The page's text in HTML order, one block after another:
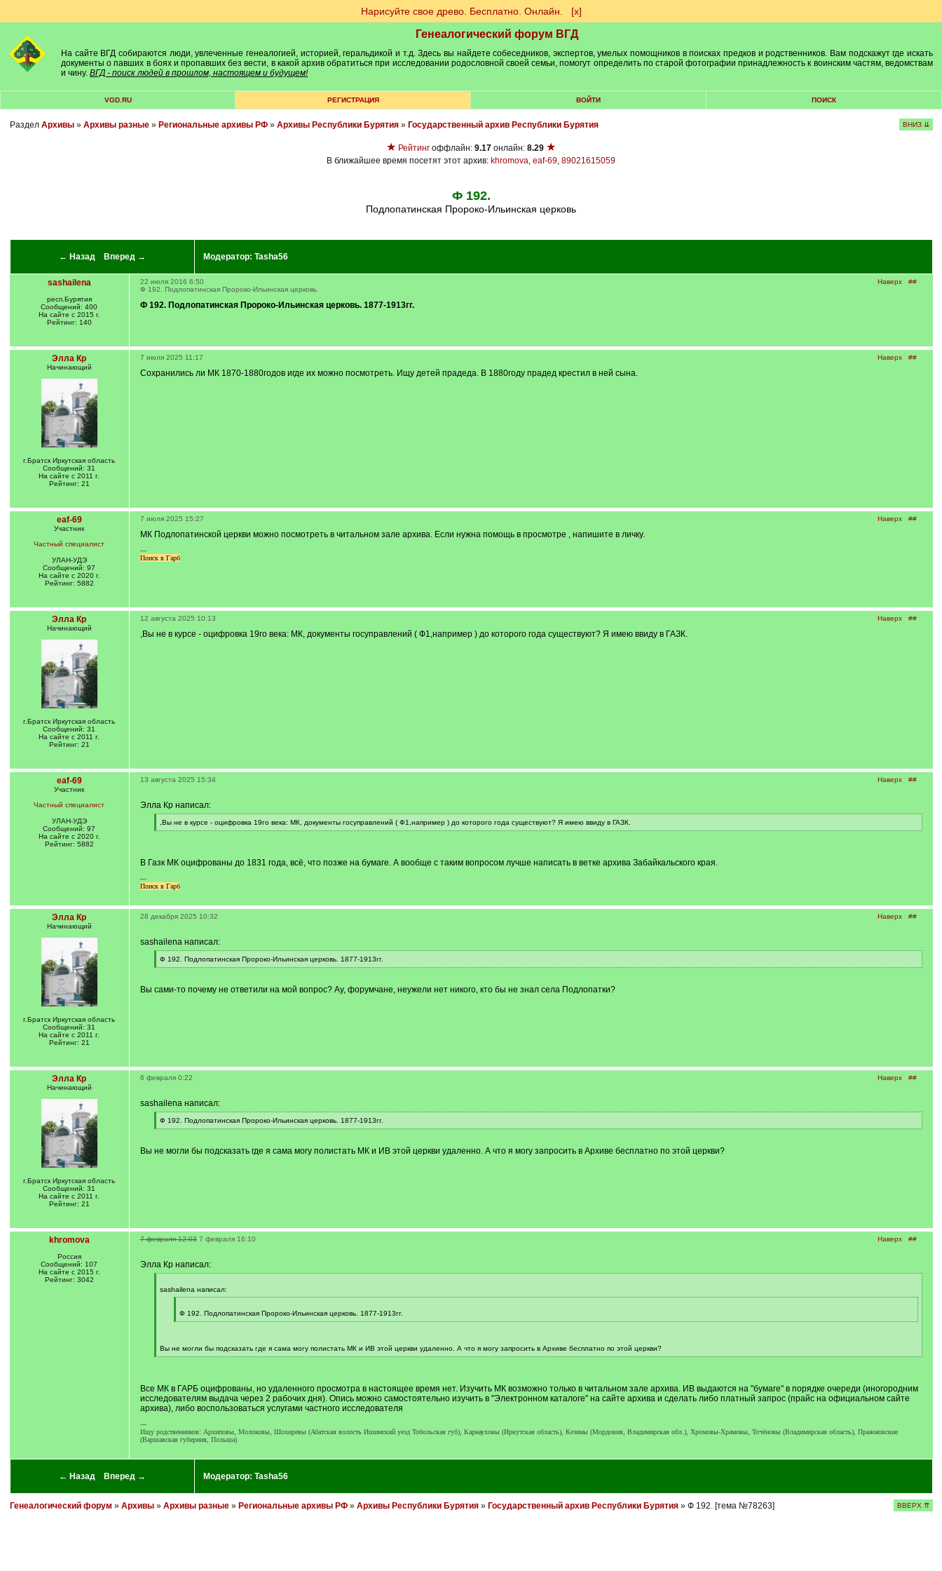
Нарисуйте свое древо. Бесплатно. Онлайн. [х]
Генеалогический форум ВГД
На сайте ВГД собираются люди, увлеченные генеалогией, историей, геральдикой и т.д. Здесь вы найдете собеседников, экспертов, умелых помощников в поисках предков и родственников. Вам подскажут где искать
документы о павших в боях и пропавших без вести, в какой архив обратиться при исследовании родословной своей семьи, помогут определить по старой фотографии принадлежность к воинским частям, ведомствам
и чину. ВГД - поиск людей в прошлом, настоящем и будущем!
VGD.RU РЕГИСТРАЦИЯ ВОЙТИ ПОИСК
Раздел Архивы» Архивы разные» Региональные архивы РФ» Архивы Республики Бурятия» Государственный архив Республики Бурятия ВНИЗ ⇊
★ Рейтинг оффлайн: 9.17 онлайн: 8.29 ★
В ближайшее время посетят этот архив: khromova, eaf-69, 89021615059
Ф 192.
Подлопатинская Пророко-Ильинская церковь
← Назад Вперед → Модератор: Tasha56
sashailena
респ.Бурятия
Сообщений: 400
На сайте с 2015 г.
Рейтинг: 140
Наверх ##
22 июля 2016 6:50
Ф 192. Подлопатинская Пророко-Ильинская церковь
Ф 192. Подлопатинская Пророко-Ильинская церковь. 1877-1913гг.
Элла Кр
Начинающий
г.Братск Иркутская область
Сообщений: 31
На сайте с 2011 г.
Рейтинг: 21
Наверх ##
7 июля 2025 11:17
Сохранились ли МК 1870-1880годов игде их можно посмотреть. Ищу детей прадеда. В 1880году прадед крестил в ней сына.
eaf-69
Участник
Частный специалист
УЛАН-УДЭ
Сообщений: 97
На сайте с 2020 г.
Рейтинг: 5882
Наверх ##
7 июля 2025 15:27
МК Подлопатинской церкви можно посмотреть в читальном зале архива. Если нужна помощь в просмотре , напишите в личку.
---
Поиск в Гарб
Элла Кр
Начинающий
г.Братск Иркутская область
Сообщений: 31
На сайте с 2011 г.
Рейтинг: 21
Наверх ##
12 августа 2025 10:13
,Вы не в курсе - оцифровка 19го века: МК, документы госуправлений ( Ф1,например ) до которого года существуют? Я имею ввиду в ГАЗК.
eaf-69
Участник
Частный специалист
УЛАН-УДЭ
Сообщений: 97
На сайте с 2020 г.
Рейтинг: 5882
Наверх ##
13 августа 2025 15:34
Элла Кр написал:
q
,Вы не в курсе - оцифровка 19го века: МК, документы госуправлений ( Ф1,например ) до которого года существуют? Я имею ввиду в ГАЗК.
[
В Газк МК оцифрованы до 1831 года, всё, что позже на бумаге. А вообще с таким вопросом лучше написать в ветке архива Забайкальского края.
---
Поиск в Гарб
Элла Кр
Начинающий
г.Братск Иркутская область
Сообщений: 31
На сайте с 2011 г.
Рейтинг: 21
Наверх ##
28 декабря 2025 10:32
sashailena написал:
[
q
Ф 192. Подлопатинская Пророко-Ильинская церковь. 1877-1913гг.
[
]
Вы сами-то почему не ответили на мой вопрос? Ау, форумчане, неужели нет никого, кто бы не знал села Подлопатки?
Элла Кр
Начинающий
г.Братск Иркутская область
Сообщений: 31
На сайте с 2011 г.
Рейтинг: 21
Наверх ##
6 февраля 0:22
sashailena написал:
[
q
Ф 192. Подлопатинская Пророко-Ильинская церковь. 1877-1913гг.
[
]
Вы не могли бы подсказать где я сама могу полистать МК и ИВ этой церкви удаленно. А что я могу запросить в Архиве бесплатно по этой церкви?
khromova
Россия
Сообщений: 107
На сайте с 2015 г.
Рейтинг: 3042
Наверх ##
7 февраля 12:03 7 февраля 16:10
Элла Кр написал:
q
sashailena написал:
q
]
Ф 192. Подлопатинская Пророко-Ильинская церковь. 1877-1913гг.
[
Вы не могли бы подсказать где я сама могу полистать МК и ИВ этой церкви удаленно. А что я могу запросить в Архиве бесплатно по этой церкви?
[
Все МК в ГАРБ оцифрованы, но удаленного просмотра в настоящее время нет. Изучить МК возможно только в читальном зале архива. ИВ выдаются на "бумаге" в порядке очереди (иногородним
исследователям выдача через 2 рабочих дня). Опись можно самостоятельно изучить в "Электронном каталоге" на сайте архива и сделать либо платный запрос (прайс на официальном сайте
архива), либо воспользоваться услугами частного исследователя
---
Ищу родственников: Архиповы, Молоковы, Шохиревы (Абатская волость Ишимский уезд Тобольская губ), Карнауховы (Иркутская область), Кезины (Мордовия, Владимирская обл.), Хромовы-Храмовы, Точёновы (Владимирская область), Пражмовские
(Варшавская губерния, Польша)
← Назад Вперед → Модератор: Tasha56
Генеалогический форум » Архивы» Архивы разные» Региональные архивы РФ» Архивы Республики Бурятия» Государственный архив Республики Бурятия» Ф 192. [тема №78263] ВВЕРХ ⇈